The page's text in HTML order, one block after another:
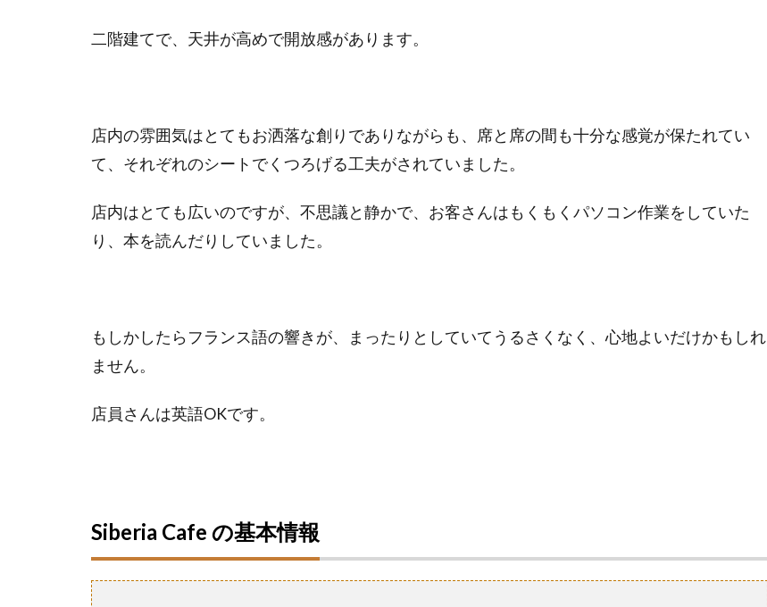
二階建てで、天井が高めで開放感があります。
店内の雰囲気はとてもお洒落な創りでありながらも、席と席の間も十分な感覚が保たれてい
て、それぞれのシートでくつろげる工夫がされていました。
店内はとても広いのですが、不思議と静かで、お客さんはもくもくパソコン作業をしていた
り、本を読んだりしていました。
もしかしたらフランス語の響きが、まったりとしていてうるさくなく、心地よいだけかもしれ
ません。
店員さんは英語OKです。
Siberia Cafe の基本情報